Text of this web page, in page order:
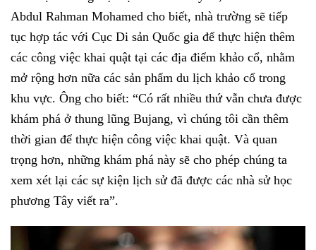
Abdul Rahman Mohamed cho biết, nhà trường sẽ tiếp
tục hợp tác với Cục Di sản Quốc gia để thực hiện thêm
các công việc khai quật tại các địa điểm khảo cổ, nhằm
mở rộng hơn nữa các sản phẩm du lịch khảo cổ trong
khu vực. Ông cho biết: “Có rất nhiều thứ vẫn chưa được
khám phá ở thung lũng Bujang, vì chúng tôi cần thêm
thời gian để thực hiện công việc khai quật. Và quan
trọng hơn, những khám phá này sẽ cho phép chúng ta
xem xét lại các sự kiện lịch sử đã được các nhà sử học
phương Tây viết ra”.